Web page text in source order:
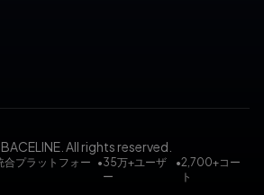
All rights reserved.
合プラットフォー •35万+ユーザ
ー
•2,700+コー
ト